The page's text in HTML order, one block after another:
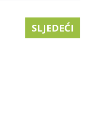
SLJEDEĆI